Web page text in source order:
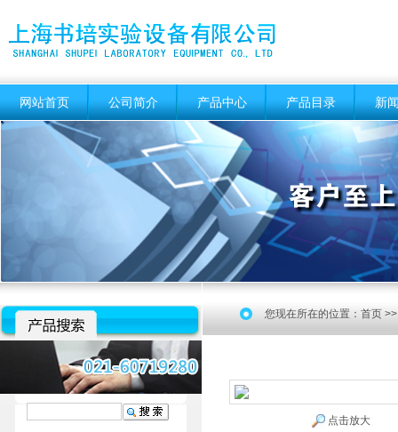
网站首页 公司简介 产品中心 产品目录 新
您现在所在的位置： 首页
点击放大